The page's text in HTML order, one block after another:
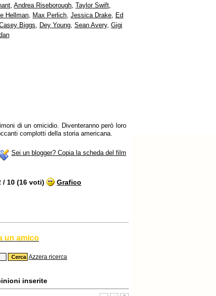
, Andrea Riseborough, Taylor Swift,
Hellman, Max Perlich, Jessica Drake, Ed
Biggs, Dey Young, Sean Avery, Gigi
di un omicidio. Diventeranno però loro
complotti della storia americana.
Sei un blogger? Copia la scheda del film
/ 10 (16 voti) Grafico
un amico
Azzera ricerca
inserite